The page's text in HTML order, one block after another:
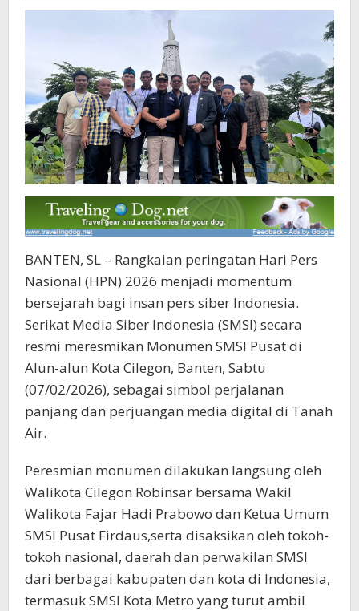
Indonesia
BANTEN, SL – Rangkaian peringatan Hari Pers
Nasional (HPN) 2026 menjadi momentum
bersejarah bagi insan pers siber Indonesia.
Serikat Media Siber Indonesia (SMSI) secara
resmi meresmikan Monumen SMSI Pusat di
Alun-alun Kota Cilegon, Banten, Sabtu
(07/02/2026), sebagai simbol perjalanan
panjang dan perjuangan media digital di Tanah
Air.
Peresmian monumen dilakukan langsung oleh
Walikota Cilegon Robinsar bersama Wakil
Walikota Fajar Hadi Prabowo dan Ketua Umum
SMSI Pusat Firdaus,serta disaksikan oleh tokoh-
tokoh nasional, daerah dan perwakilan SMSI
dari berbagai kabupaten dan kota di Indonesia,
termasuk SMSI Kota Metro yang turut ambil